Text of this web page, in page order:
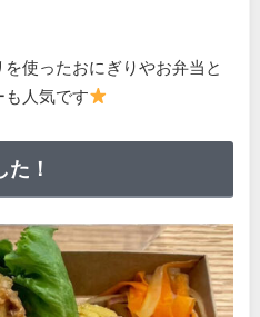
使ったおにぎりやお弁当と
も人気です
！